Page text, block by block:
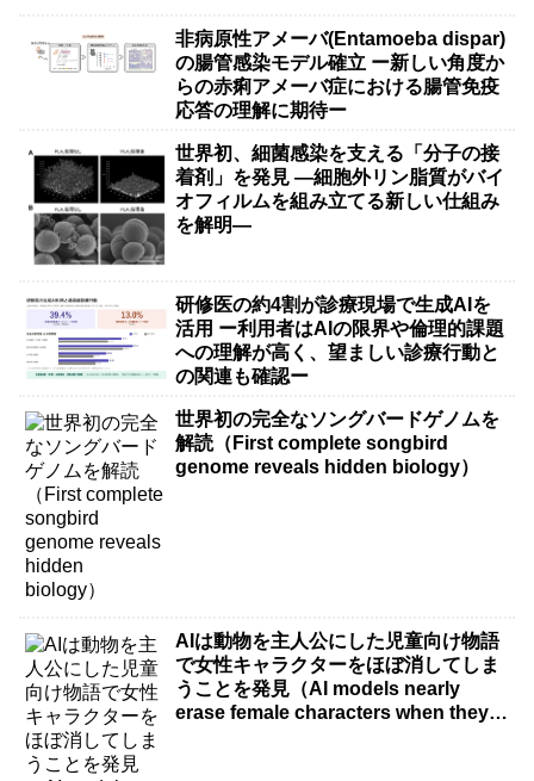
非病原性アメーバ(Entamoeba dispar)
の腸管感染モデル確立 ー新しい角度か
らの赤痢アメーバ症における腸管免疫
応答の理解に期待ー
世界初、細菌感染を支える「分子の接
着剤」を発見 ―細胞外リン脂質がバイ
オフィルムを組み立てる新しい仕組み
を解明―
研修医の約4割が診療現場で生成AIを
活用 ー利用者はAIの限界や倫理的課題
への理解が高く、望ましい診療行動と
の関連も確認ー
世界初の完全なソングバードゲノムを
解読（First complete songbird
genome reveals hidden biology）
AIは動物を主人公にした児童向け物語
で女性キャラクターをほぼ消してしま
うことを発見（AI models nearly
erase female characters when they